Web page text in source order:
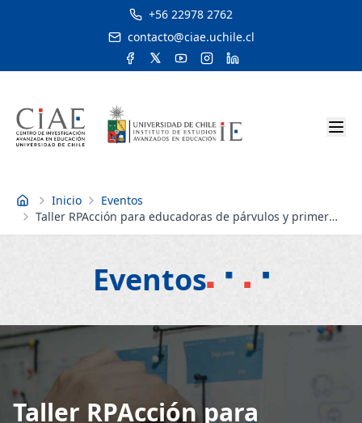
+56 22978 2762
contacto@ciae.uchile.cl
Inicio Inicio
Eventos
Taller RPAcción para educadoras de párvulos y primer
ciclo
Eventos
Taller RPAcción para